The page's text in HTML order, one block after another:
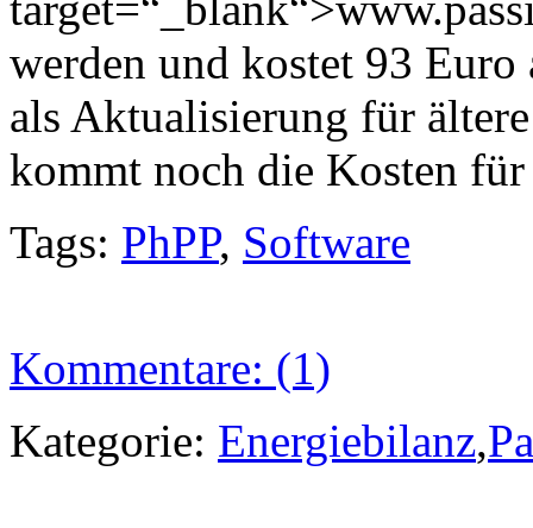
werden und kostet 93
als Aktualisierung für
kommt noch die Kosten für
Tags: PhPP, Software
Kommentare: (1)
Kategorie: Energiebilanz,